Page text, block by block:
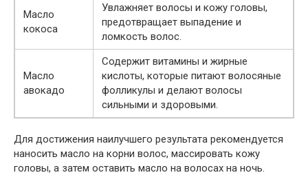
Масло
кокоса
Увлажняет волосы и кожу головы,
предотвращает выпадение и
ломкость волос.
Масло
авокадо
Содержит витамины и жирные
кислоты, которые питают волосяные
фолликулы и делают волосы
сильными и здоровыми.
Для достижения наилучшего результата рекомендуется
наносить масло на корни волос, массировать кожу
головы, а затем оставить масло на волосах на ночь.